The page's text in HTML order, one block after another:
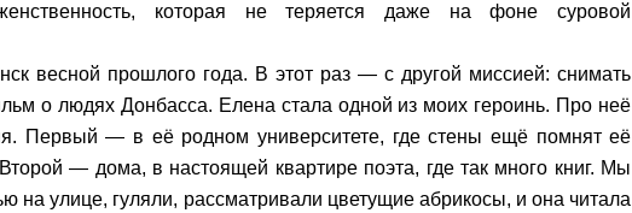
которая не теряется даже на фоне суровой
весной прошлого года. В этот раз — с другой миссией: снимать
о людях Донбасса. Елена стала одной из моих героинь. Про неё
Первый — в её родном университете, где стены ещё помнят её
— дома, в настоящей квартире поэта, где так много книг. Мы
на улице, гуляли, рассматривали цветущие абрикосы, и она читала